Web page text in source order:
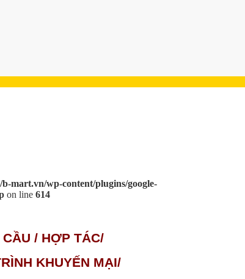
b-mart.vn/wp-content/plugins/google-
on line 614
/ HỢP TÁC/
KHUYẾN MẠI/